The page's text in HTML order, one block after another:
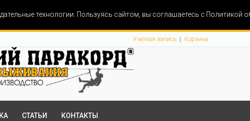
технологии. Пользуясь сайтом, вы соглашаетесь с Политикой
Учетная запись Корзина
СТАТЬИ КОНТАКТЫ